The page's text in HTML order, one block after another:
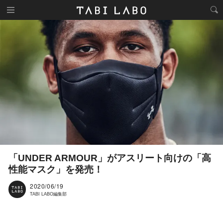
「UNDER ARMOUR」がアスリート向けの「高
性能マスク」を発売！
2020/06/19
TABI LABO編集部